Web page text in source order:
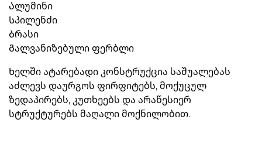
Ალუმინი
Სპილენძი
Ბრასი
Გალვანიზებული ფერბლი
Ხელში ატარებადი კონსტრუქცია საშუალებას
აძლევს დაურგოს ფირფიტებს, მოქუცულ
ზედაპირებს, კუთხეებს და არაწესიერ
სტრუქტურებს მაღალი მოქნილობით.